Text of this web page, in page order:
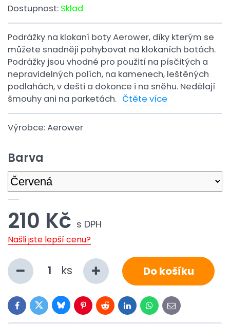
Dostupnost: Sklad
Podrážky na klokaní boty Aerower, díky kterým se
můžete snadněji pohybovat na klokaních botách.
Podrážky jsou vhodné pro použití na písčitých a
nepravidelných polích, na kamenech, leštěných
podlahách, v dešti a dokonce i na sněhu. Nedělají
šmouhy ani na parketách. Čtěte více
Výrobce:Aerower
Barva
210 Kč s DPH
Našli jste lepší cenu?
ks Do košíku
FacebookTwitterBlueskyPinterestRedditLinkedInWhatsApp
E-
mail